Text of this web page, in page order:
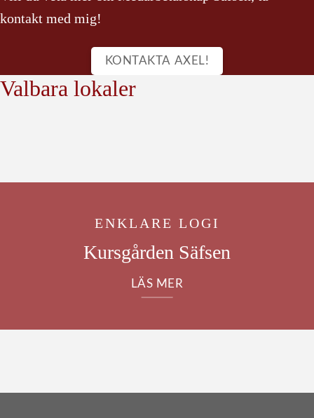
kontakt med mig!
KONTAKTA AXEL!
Valbara lokaler
ENKLARE LOGI
Kursgården Säfsen
LÄS MER